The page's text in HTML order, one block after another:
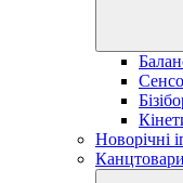
Новорічні
Канцтовари